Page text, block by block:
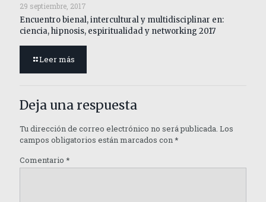
29 septiembre, 2017
Encuentro bienal, intercultural y multidisciplinar en:
ciencia, hipnosis, espiritualidad y networking 2017
Leer más
Deja una respuesta
Tu dirección de correo electrónico no será publicada. Los
campos obligatorios están marcados con*
Comentario *